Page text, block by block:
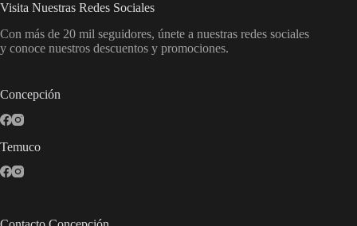
Visita Nuestras Redes Sociales
Con más de 20 mil seguidores, únete a nuestras redes sociales
y conoce nuestros descuentos y promociones.
Concepción
Temuco